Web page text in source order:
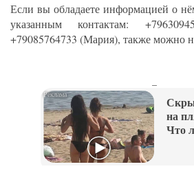
Если вы обладаете информацией о
указанным контактам:
+79085764733 (Мария), также можно
на
Что
их